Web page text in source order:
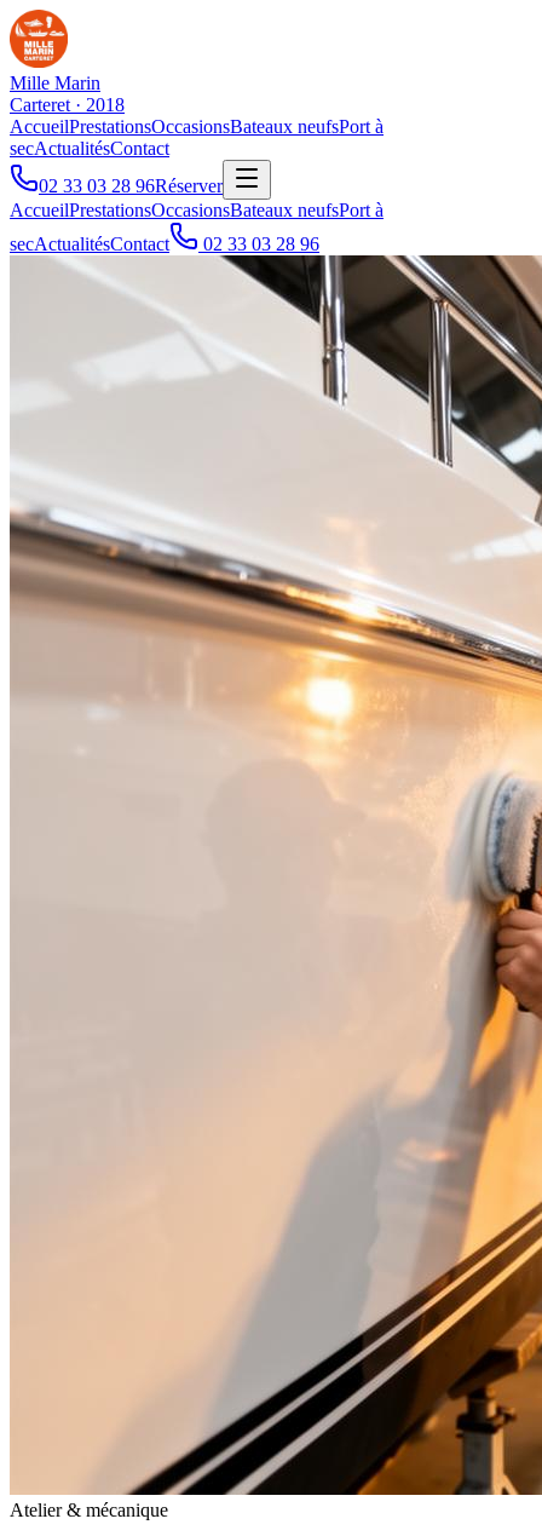
Mille Marin
Carteret · 2018
AccueilPrestationsOccasionsBateaux neufsPort à
secActualitésContact
02 33 03 28 96Réserver
AccueilPrestationsOccasionsBateaux neufsPort à
secActualitésContact 02 33 03 28 96
Atelier & mécanique